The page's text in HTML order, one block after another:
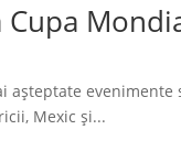
Mexic și...